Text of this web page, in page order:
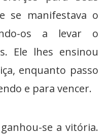
se manifestava o
os a levar o
Ele lhes ensinou
enquanto passo
e para vencer.
se a vitória.